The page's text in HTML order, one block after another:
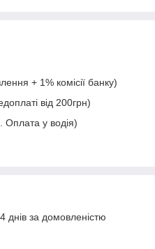
+ 1% комісії банку)
від 200грн)
Оплата у водія)
днів за домовленістю